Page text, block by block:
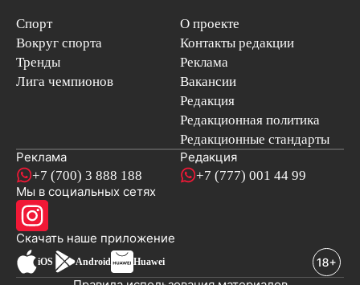
Спорт
Вокруг спорта
Тренды
Лига чемпионов
О проекте
Контакты редакции
Реклама
Вакансии
Редакция
Редакционная политика
Редакционные стандарты
Реклама
+7 (700) 3 888 188
Редакция
+7 (777) 001 44 99
Мы в социальных сетях
Скачать наше приложениеновостей
iOS Android Huawei